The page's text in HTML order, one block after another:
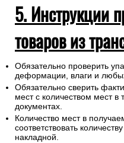
5. Инструкции
товаров из
Обязательно проверить
деформации, влаги и
Обязательно сверить
мест с количеством мест в
документах.
Количество мест в
соответствовать
накладной.